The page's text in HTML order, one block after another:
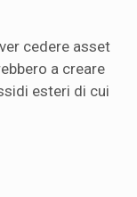
cedere asset
a creare
esteri di cui